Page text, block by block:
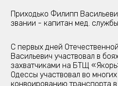
Приходько Филипп
звании - капитан мед.
С первых дней
Васильевич участвовал в
захватчиками на БТЩ
Одессы участвовал во
конвоированию транспорта